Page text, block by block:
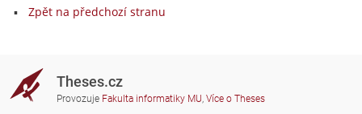
Zpět na předchozí stranu
Theses.cz
Provozuje Fakulta informatiky MU, Více o Theses